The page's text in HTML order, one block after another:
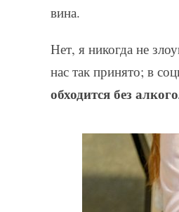
вина.
Нет, я никогда не
нас так принято; в
обходится без